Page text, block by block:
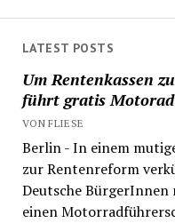
LATEST POSTS
Um Rentenkassen
führt gratis Motorad
VON FLIESE
Berlin - In einem
zur Rentenreform
Deutsche
einen